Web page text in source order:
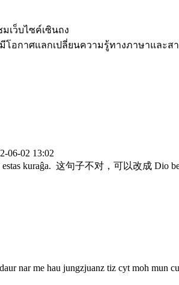
เว็บไซค์เซินถง
โอกาศแลกเปลี่ยนความรู้ทางภาษาและส
06-02 13:02
estas kuraĝa. 这句子不对，可以改成 Dio
nar me hau jungzjuanz tiz cyt moh mun